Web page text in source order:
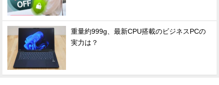
重量約999g、最新CPU搭載のビジネスPCの
実力は？